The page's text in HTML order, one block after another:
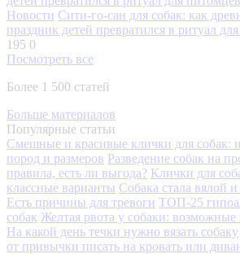
Новости Сити-го-сан для собак: как
праздник детей превратился в ритуал
195 0
Посмотреть все
Более 1 500 статей
Больше материалов
Популярные статьи
Смешные и красивые клички для собак:
пород и размеров Разведение собак на
правила, есть ли выгода? Клички для
классные варианты Собака стала вялой
Есть причины для тревоги ТОП-25
собак Желтая рвота у собаки:
На какой день течки нужно вязать собаку
от привычки писать на кровать или